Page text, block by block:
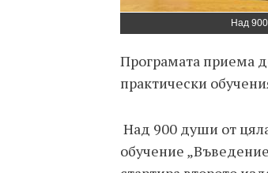
Над
Програмата приема
практически
Над 900 души от
обучение